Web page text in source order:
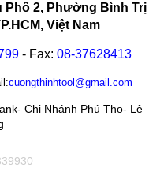
Phố 2, Phường Bình Trị
Việt Nam
- Fax: 08-37628413
cuongthinhtool@gmail.com
Chi Nhánh Phú Thọ- Lê